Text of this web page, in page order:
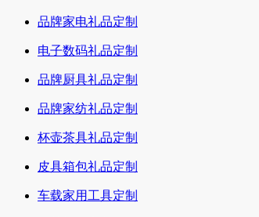
品牌家电礼品定制
电子数码礼品定制
品牌厨具礼品定制
品牌家纺礼品定制
杯壶茶具礼品定制
皮具箱包礼品定制
车载家用工具定制